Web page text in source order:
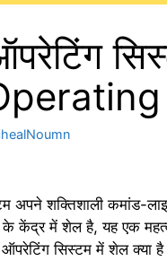
अपने शक्तिशाली कमांड-
में शेल है, यह एक
सिस्टम में शेल क्या